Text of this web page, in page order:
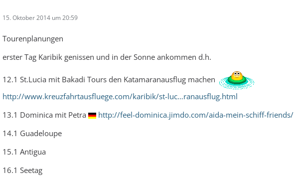
15. Oktober 2014 um 20:59
Tourenplanungen
erster Tag Karibik genissen und in der Sonne ankommen d.h.
12.1 St.Lucia mit Bakadi Tours den Katamaranausflug machen
http://www.kreuzfahrtausfluege.com/karibik/st-luc…ranausflug.html
13.1 Dominica mit Petra
http://feel-dominica.jimdo.com/aida-mein-schiff-friends/
14.1 Guadeloupe
15.1 Antigua
16.1 Seetag